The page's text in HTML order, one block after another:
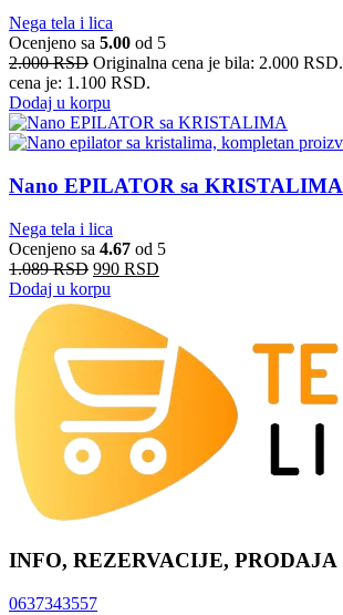
Nega tela i lica
Ocenjeno sa 5.00 od 5
2.000RSD Originalna cena je bila: 2.000 RSD.
cena je: 1.100 RSD.
Dodaj u korpu
Nano EPILATOR sa KRISTALIMA
Nega tela i lica
Ocenjeno sa 4.67 od 5
1.089RSD 990 RSD
Dodaj u korpu
INFO, REZERVACIJE, PRODAJA
0637343557